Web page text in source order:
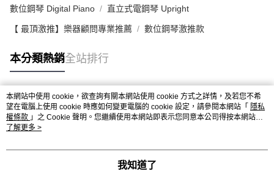
數位鋼琴 Digital Piano 直立式電鋼琴 Upright
【 最頂激推】樂器顧問專業推薦 數位鋼琴激推款
本分類熱銷全站排行
熱門標籤
本網站中使用 cookie，欲查詢有關本網站使用 cookie 方式之詳情，及若您不希
望在電腦上使用 cookie 時應如何變更電腦的 cookie 設定，請參閱本網站「 隱私
權條款 」之 Cookie 聲明。您繼續使用本網站即表示您同意本公司得按本網站使
用條款之 Cookie 聲明使用 cookie。
了解更多 >
我知道了